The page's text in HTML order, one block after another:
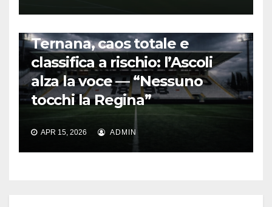
Ternana, caos totale e
classifica a rischio: l’Ascoli
alza la voce — “Nessuno
tocchi la Regina”
APR 15, 2026 ADMIN